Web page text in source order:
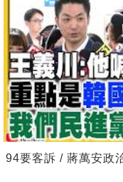
94要客訴 / 蔣萬安政